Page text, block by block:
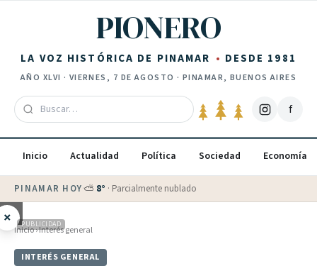
PIONERO
LA VOZ HISTÓRICA DE PINAMAR DESDE 1981
AÑO XLVI · VIERNES, 7 DE AGOSTO · PINAMAR, BUENOS AIRES
f
Inicio Actualidad Política Sociedad Economía
PINAMAR HOY·⛅ 8° · Parcialmente nublado
× PUBLICIDAD
Inicio›Interés general
INTERÉS GENERAL